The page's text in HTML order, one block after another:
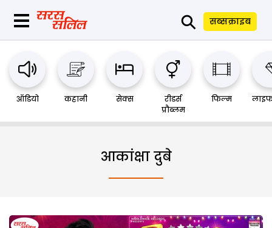
⚲ सब्सक्राइब
ऑडियो कहानी सेक्स
रीडर्स
प्रौब्लम
फिल्म
आकांक्षा दुबे